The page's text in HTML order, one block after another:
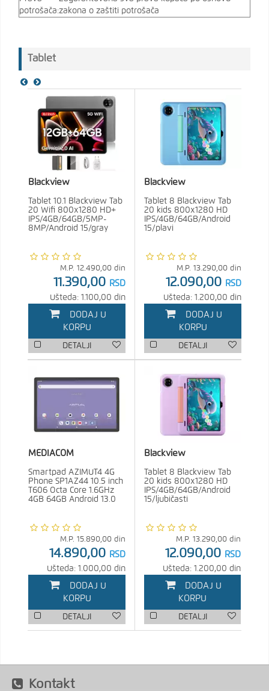
potrošača:zakona o zaštiti potrošača
Tablet
Blackview
Tablet 10.1 Blackview Tab
20 Wifi 800x1280 HD+
IPS/4GB/64GB/5MP-
8MP/Android 15/gray
M.P. 12.490,00 din
11.390,00 RSD
Ušteda: 1.100,00 din
DODAJ U
KORPU
DETALJI
Blackview
Tablet 8 Blackview Tab
20 kids 800x1280 HD
IPS/4GB/64GB/Android
15/plavi
M.P. 13.290,00 din
12.090,00 RSD
Ušteda: 1.200,00 din
DODAJ U
KORPU
DETALJI
MEDIACOM
Smartpad AZIMUT4 4G
Phone SP1AZ44 10.5 inch
T606 Octa Core 1.6GHz
4GB 64GB Android 13.0
M.P. 15.890,00 din
14.890,00 RSD
Ušteda: 1.000,00 din
DODAJ U
KORPU
DETALJI
Blackview
Tablet 8 Blackview Tab
20 kids 800x1280 HD
IPS/4GB/64GB/Android
15/ljubičasti
M.P. 13.290,00 din
12.090,00 RSD
Ušteda: 1.200,00 din
DODAJ U
KORPU
DETALJI
Kontakt